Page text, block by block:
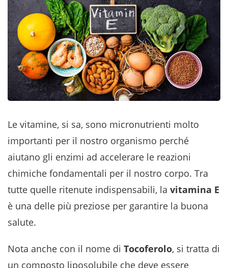
Le vitamine, si sa, sono micronutrienti molto
importanti per il nostro organismo perché
aiutano gli enzimi ad accelerare le reazioni
chimiche fondamentali per il nostro corpo. Tra
tutte quelle ritenute indispensabili, la vitamina E
è una delle più preziose per garantire la buona
salute.
Nota anche con il nome di Tocoferolo, si tratta di
un composto liposolubile che deve essere